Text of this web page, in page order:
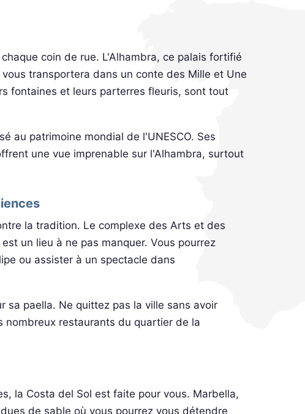
coin de rue. L'Alhambra, ce palais fortifié
transportera dans un conte des Mille et Une
fontaines et leurs parterres fleuris, sont tout
au patrimoine mondial de l'UNESCO. Ses
une vue imprenable sur l'Alhambra, surtout
la tradition. Le complexe des Arts et des
un lieu à ne pas manquer. Vous pourrez
ou assister à un spectacle dans
sa paella. Ne quittez pas la ville sans avoir
restaurants du quartier de la
la Costa del Sol est faite pour vous. Marbella,
de sable où vous pourrez vous détendre